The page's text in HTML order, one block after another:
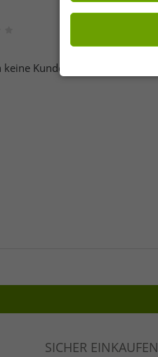
Kundenbewertung.
SICHER EINKAUFEN